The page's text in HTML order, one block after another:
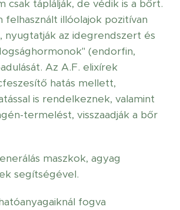
csak táplálják, de védik is a bőrt.
felhasznált illóolajok pozitívan
nyugtatják az idegrendszert és
(endorfin,
Az A.F. elixírek
hatás mellett,
is rendelkeznek, valamint
termelést, visszaadják a bőr
maszkok, agyag
segítségével.
fogva